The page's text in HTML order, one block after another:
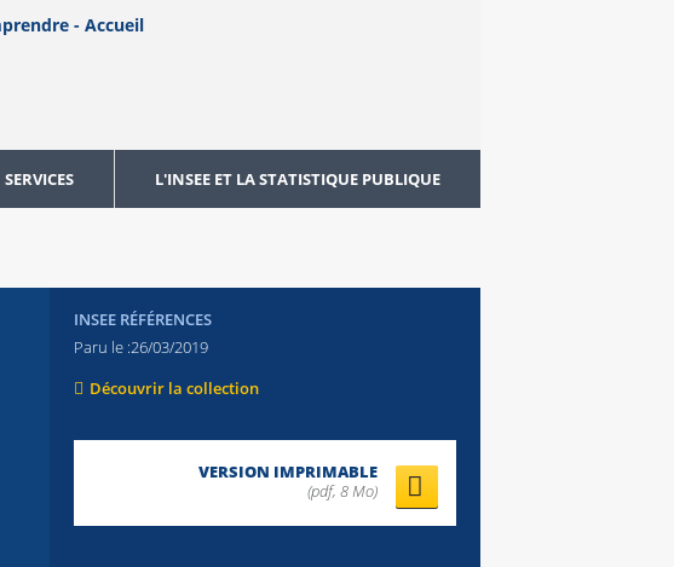
SERVICES L'INSEE ET LA STATISTIQUE PUBLIQUE
INSEE RÉFÉRENCES
Paru le :26/03/2019
Découvrir la collection
VERSION IMPRIMABLE
(pdf, 8 Mo)